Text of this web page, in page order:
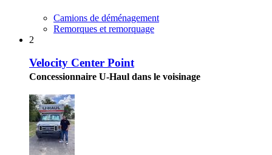
Camions de déménagement
Remorques et remorquage
2
Velocity Center Point
Concessionnaire U-Haul dans le voisinage